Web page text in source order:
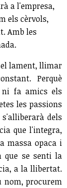
a l'empresa,
els cèrvols,
Amb les
lament, llimar
Perquè
ni fa amics els
les passions
dels
que l'integra,
massa opaca i
que se senti la
a la llibertat.
nom, procurem